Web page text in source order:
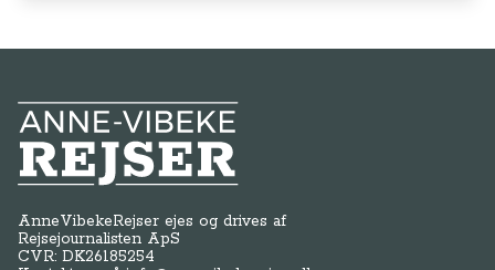
Anne-Vibeke Rejser
AnneVibekeRejser ejes og drives af
Rejsejournalisten ApS
CVR: DK26185254